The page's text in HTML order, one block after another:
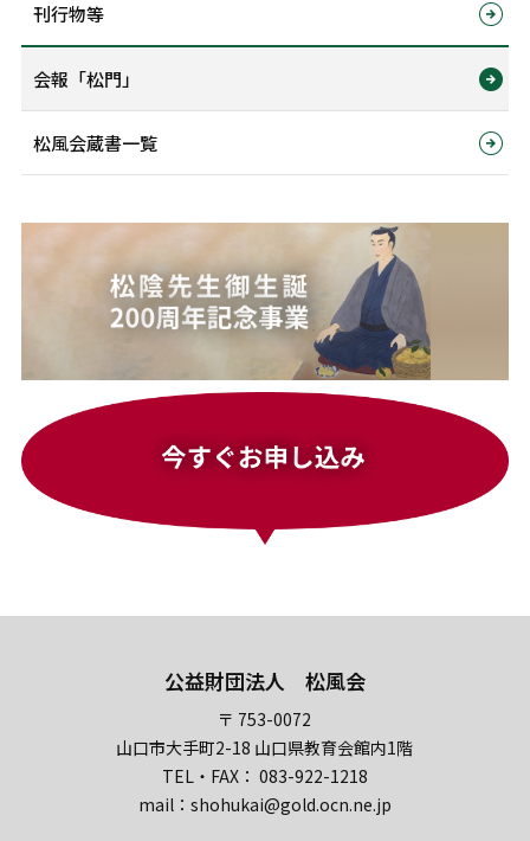
刊行物等
会報「松門」
松風会蔵書一覧
公益財団法人 松風会
〒 753-0072
山口市大手町2-18 山口県教育会館内1階
TEL・FAX： 083-922-1218
mail：shohukai@gold.ocn.ne.jp